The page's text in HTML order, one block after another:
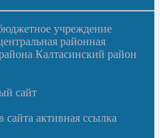
учреждение
районная
Калтасинский район
сайт
активная ссылка